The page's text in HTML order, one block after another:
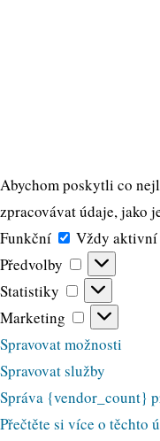
Abychom poskytli co
zpracovávat údaje, jako
Funkční
Funkční
Vždy aktivní
Předvolby
Předvolby
Statistiky
Statistiky
Marketing
Marketing
Spravovat možnosti
Spravovat služby
Správa {vendor_count}
Přečtěte si více o těchto